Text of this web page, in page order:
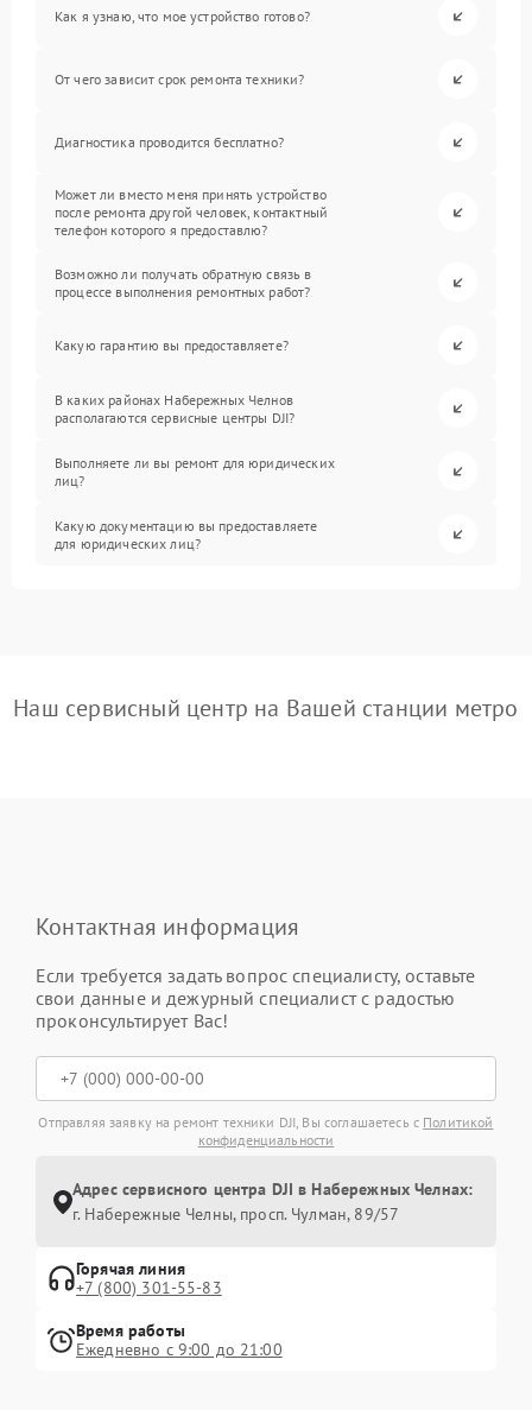
Как я узнаю, что мое устройство готово?
От чего зависит срок ремонта техники?
Диагностика проводится бесплатно?
Может ли вместо меня принять устройство
после ремонта другой человек, контактный
телефон которого я предоставлю?
Возможно ли получать обратную связь в
процессе выполнения ремонтных работ?
Какую гарантию вы предоставляете?
В каких районах Набережных Челнов
располагаются сервисные центры DJI?
Выполняете ли вы ремонт для юридических
лиц?
Какую документацию вы предоставляете
для юридических лиц?
Наш сервисный центр на Вашей станции метро
Контактная информация
Если требуется задать вопрос специалисту, оставьте
свои данные и дежурный специалист с радостью
проконсультирует Вас!
Отправляя заявку на ремонт техники DJI, Вы соглашаетесь с Политикой
конфиденциальности
Адрес сервисного центра DJI в Набережных Челнах:
г. Набережные Челны, просп. Чулман, 89/57
Горячая линия
+7 (800) 301-55-83
Время работы
Ежедневно с 9:00 до 21:00